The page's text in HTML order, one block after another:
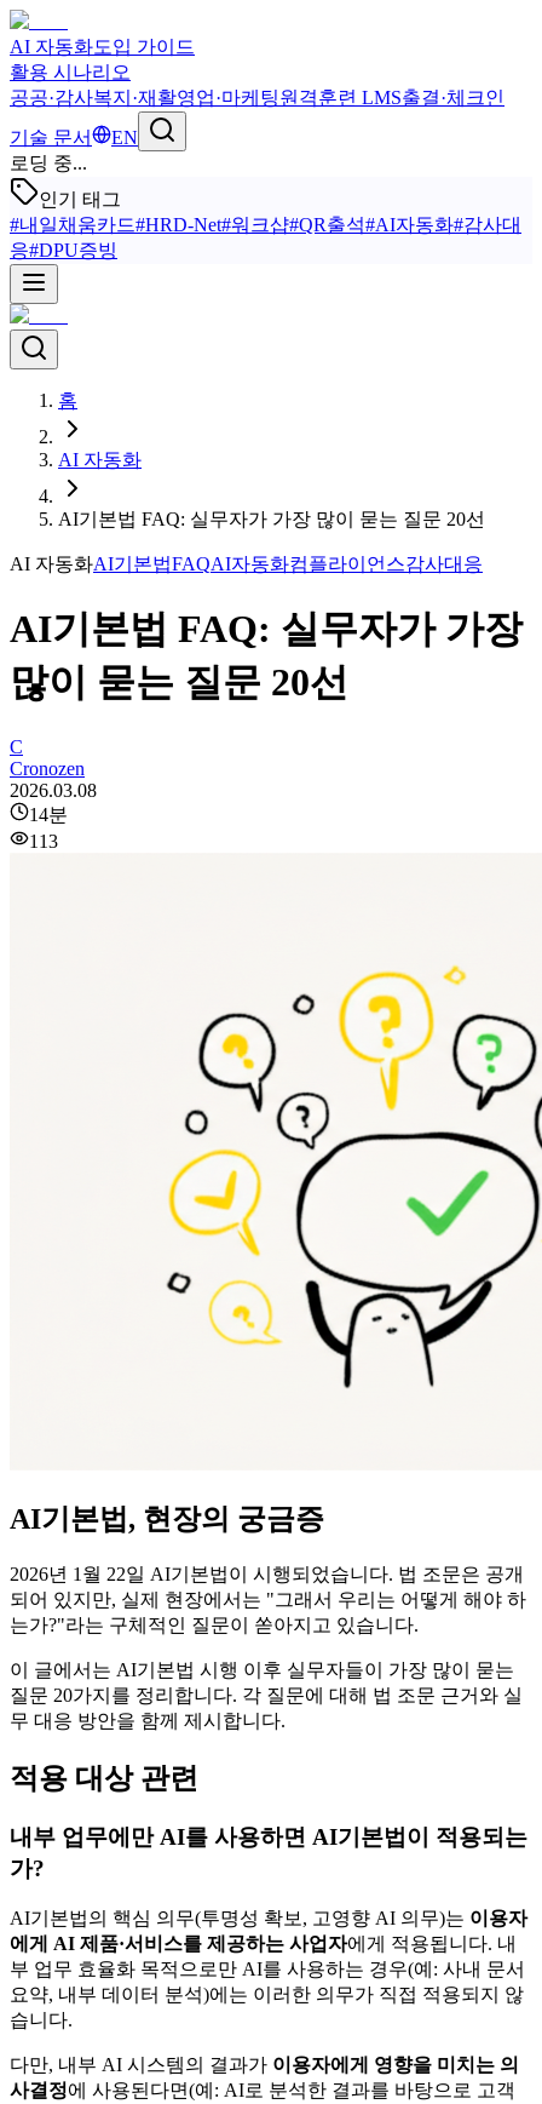
AI 자동화도입 가이드
활용 시나리오
공공·감사복지·재활영업·마케팅원격훈련 LMS출결·체크인
기술 문서
EN
로딩 중...
인기 태그
#내일채움카드#HRD-Net#워크샵#QR출석#AI자동화#감사대
응#DPU증빙
홈
AI 자동화
AI기본법 FAQ: 실무자가 가장 많이 묻는 질문 20선
AI 자동화AI기본법FAQAI자동화컴플라이언스감사대응
AI기본법 FAQ: 실무자가 가장
많이 묻는 질문 20선
C
Cronozen
2026.03.08
14분
113
AI기본법, 현장의 궁금증
2026년 1월 22일 AI기본법이 시행되었습니다. 법 조문은 공개
되어 있지만, 실제 현장에서는 "그래서 우리는 어떻게 해야 하
는가?"라는 구체적인 질문이 쏟아지고 있습니다.
이 글에서는 AI기본법 시행 이후 실무자들이 가장 많이 묻는
질문 20가지를 정리합니다. 각 질문에 대해 법 조문 근거와 실
무 대응 방안을 함께 제시합니다.
적용 대상 관련
내부 업무에만 AI를 사용하면 AI기본법이 적용되는
가?
AI기본법의 핵심 의무(투명성 확보, 고영향 AI 의무)는 이용자
에게 AI 제품·서비스를 제공하는 사업자에게 적용됩니다. 내
부 업무 효율화 목적으로만 AI를 사용하는 경우(예: 사내 문서
요약, 내부 데이터 분석)에는 이러한 의무가 직접 적용되지 않
습니다.
다만, 내부 AI 시스템의 결과가 이용자에게 영향을 미치는 의
사결정에 사용된다면(예: AI로 분석한 결과를 바탕으로 고객